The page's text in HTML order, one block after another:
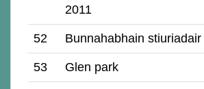
2011
52 Bunnahabhain stiuriadair
53 Glen park